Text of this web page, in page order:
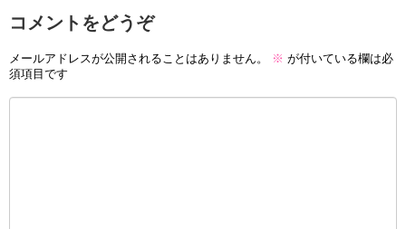
コメントをどうぞ
メールアドレスが公開されることはありません。 ※ が付いている欄は必
須項目です